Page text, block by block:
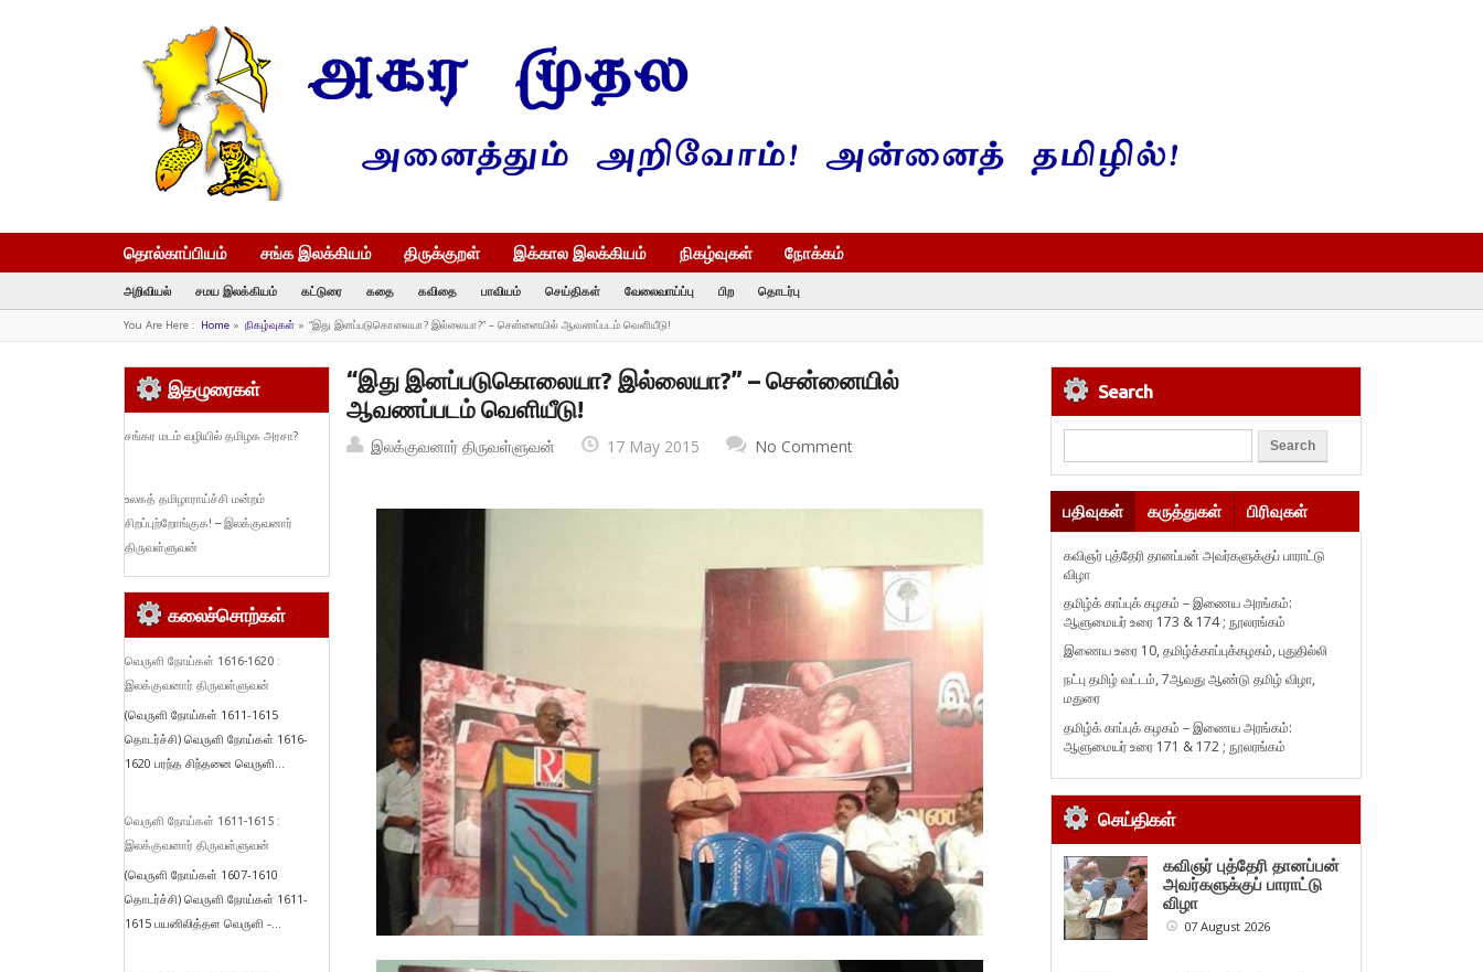
தொல்காப்பியம் சங்க இலக்கியம் திருக்குறள் இக்கால இலக்கியம் நிகழ்வுகள் நோக்கம்
அறிவியல் சமய இலக்கியம் கட்டுரை கதை கவிதை பாவியம் செய்திகள் வேலைவாய்ப்பு பிற தொடர்பு
You Are Here : Home» நிகழ்வுகள்» “இது இனப்படுகொலையா? இல்லையா?” – சென்னையில் ஆவணப்படம் வெளியீடு!
“இது இனப்படுகொலையா? இல்லையா?” – சென்னையில்
ஆவணப்படம் வெளியீடு!
இலக்குவனார் திருவள்ளுவன் 17 May 2015 No Comment
இதழுரைகள்
சங்கர மடம் வழியில் தமிழக அரசா?
உலகத் தமிழாராய்ச்சி மன்றம்
சிறப்புற்றோங்குக! – இலக்குவனார்
திருவள்ளுவன்
கலைச்சொற்கள்
வெருளி நோய்கள் 1616-1620 :
இலக்குவனார் திருவள்ளுவன்
(வெருளி நோய்கள் 1611-1615
தொடர்ச்சி) வெருளி நோய்கள் 1616-
1620 பரந்த சிந்தனை வெருளி...
வெருளி நோய்கள் 1611-1615 :
இலக்குவனார் திருவள்ளுவன்
(வெருளி நோய்கள் 1607-1610
தொடர்ச்சி) வெருளி நோய்கள் 1611-
1615 பயனிலித்தள வெருளி -...
Search
பதிவுகள் கருத்துகள் பிரிவுகள்
கவிஞர் புத்தேரி தானப்பன் அவர்களுக்குப் பாராட்டு
விழா
தமிழ்க் காப்புக் கழகம் – இணைய அரங்கம்:
ஆளுமையர் உரை 173 & 174 ; நூலரங்கம்
இணைய உரை 10, தமிழ்க்காப்புக்கழகம், புதுதில்லி
நட்பு தமிழ் வட்டம், 7ஆவது ஆண்டு தமிழ் விழா,
மதுரை
தமிழ்க் காப்புக் கழகம் – இணைய அரங்கம்:
ஆளுமையர் உரை 171 & 172 ; நூலரங்கம்
செய்திகள்
கவிஞர் புத்தேரி தானப்பன்
அவர்களுக்குப் பாராட்டு
விழா
07 August 2026